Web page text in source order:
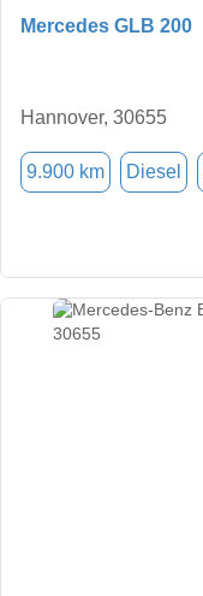
Mercedes GLB 200
Hannover, 30655
9.900 km Diesel